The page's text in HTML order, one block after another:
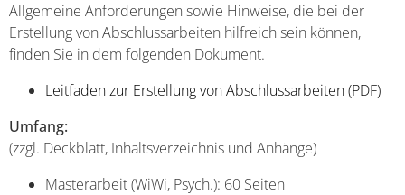
Allgemeine Anforderungen sowie Hinweise, die bei der
Erstellung von Abschlussarbeiten hilfreich sein können,
finden Sie in dem folgenden Dokument.
Leitfaden zur Erstellung von Abschlussarbeiten (PDF)
Umfang:
(zzgl. Deckblatt, Inhaltsverzeichnis und Anhänge)
Masterarbeit (WiWi, Psych.): 60 Seiten